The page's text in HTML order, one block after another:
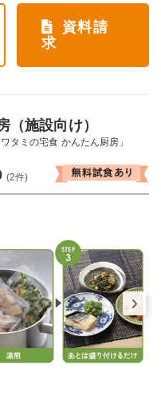
資料請
求
（施設向け）
タミの宅食 かんたん厨房」
(2件)